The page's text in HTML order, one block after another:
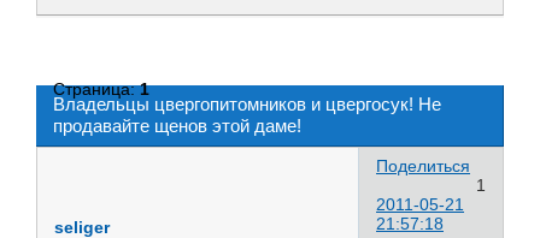
Владельцы цвергопитомников и цвергосук! Не
продавайте щенов этой даме!
Страница:1
Поделиться
1
2011-05-21
21:57:18
seliger